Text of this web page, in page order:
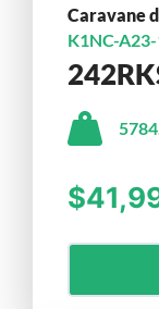
Caravane
K1NC-